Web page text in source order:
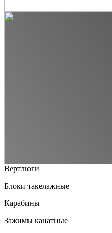
Вертлюги
Блоки такелажные
Карабины
Зажимы канатные